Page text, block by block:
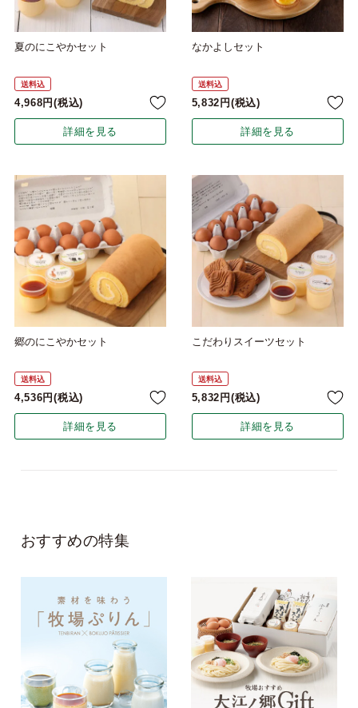
夏のにこやかセット
送料込
4,968 税込
詳細を見る
なかよしセット
送料込
5,832 税込
詳細を見る
郷のにこやかセット
送料込
4,536 税込
詳細を見る
こだわりスイーツセット
送料込
5,832 税込
詳細を見る
おすすめの特集